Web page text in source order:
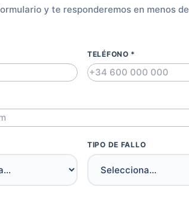
y te responderemos en menos de
TELÉFONO *
TIPO DE FALLO